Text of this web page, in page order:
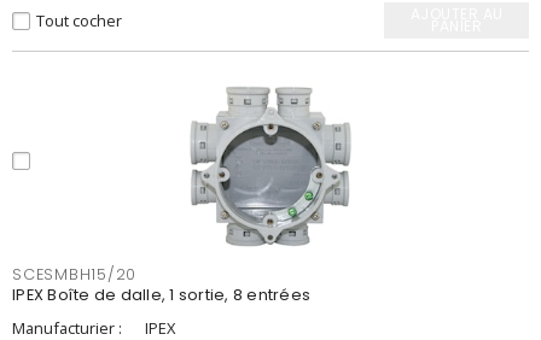
Tout cocher
SCESMBH15/20
IPEX Boîte de dalle, 1 sortie, 8 entrées
Manufacturier :
IPEX